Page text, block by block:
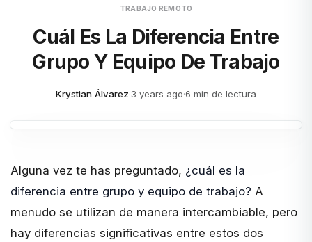
TRABAJO REMOTO
Cuál Es La Diferencia Entre
Grupo Y Equipo De Trabajo
Krystian Álvarez·3 years ago·6 min de lectura
Alguna vez te has preguntado, ¿cuál es la
diferencia entre grupo y equipo de trabajo? A
menudo se utilizan de manera intercambiable, pero
hay diferencias significativas entre estos dos